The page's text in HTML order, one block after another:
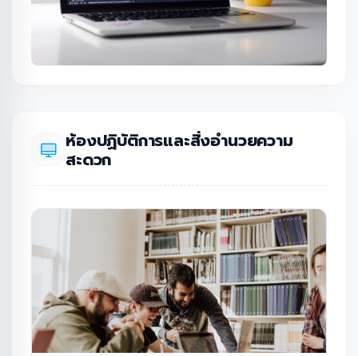
ห้องปฏิบัติการและสิ่งอำนวยความ
สะดวก